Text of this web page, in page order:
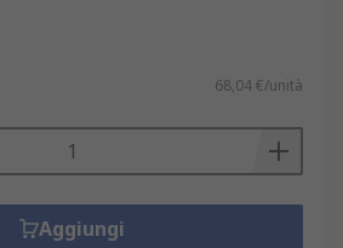
68,04 €/unità
Aggiungi